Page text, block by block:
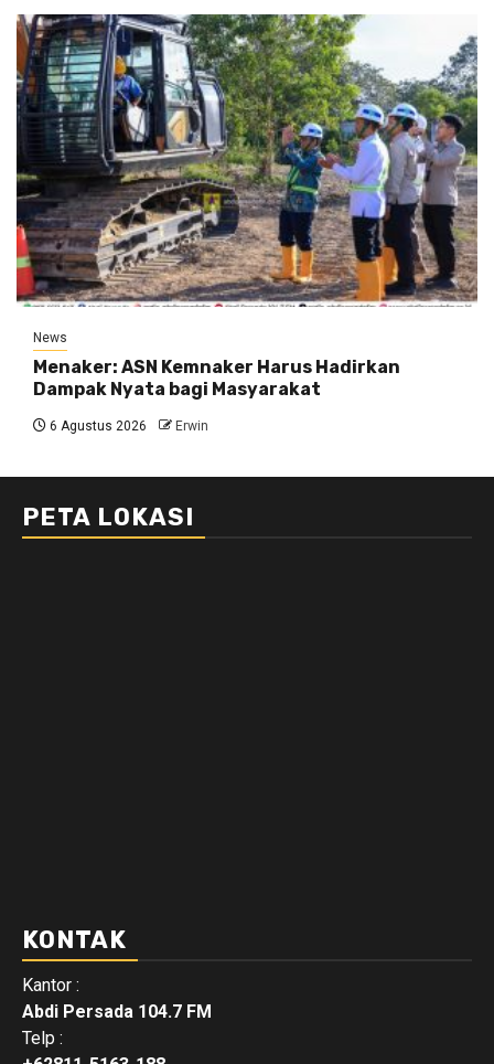
News
Menaker: ASN Kemnaker Harus Hadirkan
Dampak Nyata bagi Masyarakat
6 Agustus 2026 Erwin
PETA LOKASI
KONTAK
Kantor :
Abdi Persada 104.7 FM
Telp :